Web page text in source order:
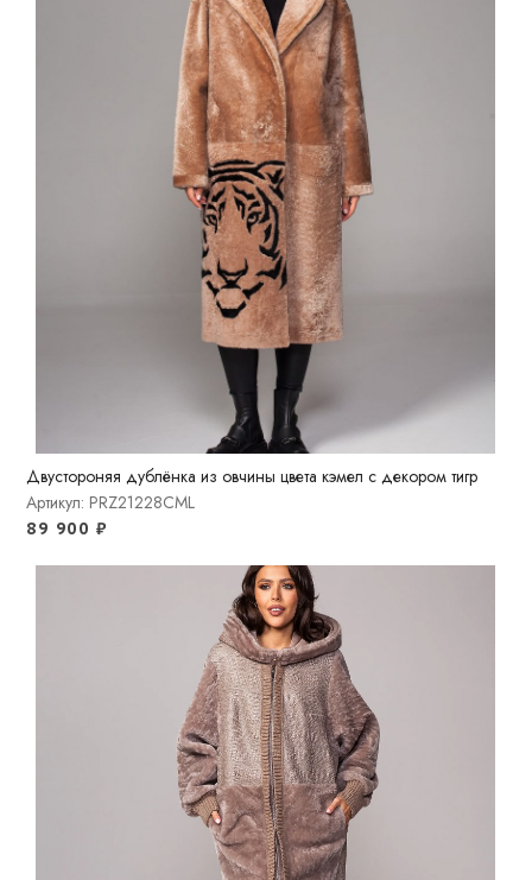
Двустороняя дублёнка из овчины цвета кэмел с декором тигр
Артикул: PRZ21228CML
89 900 ₽